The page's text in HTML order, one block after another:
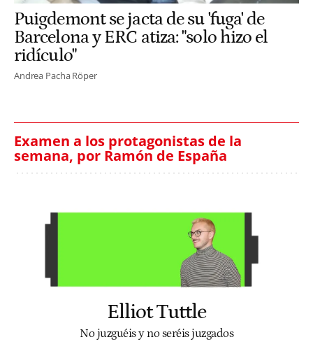
Puigdemont se jacta de su 'fuga' de
Barcelona y ERC atiza: "solo hizo el
ridículo"
Andrea Pacha Röper
Examen a los protagonistas de la
semana, por Ramón de España
Elliot Tuttle
No juzguéis y no seréis juzgados